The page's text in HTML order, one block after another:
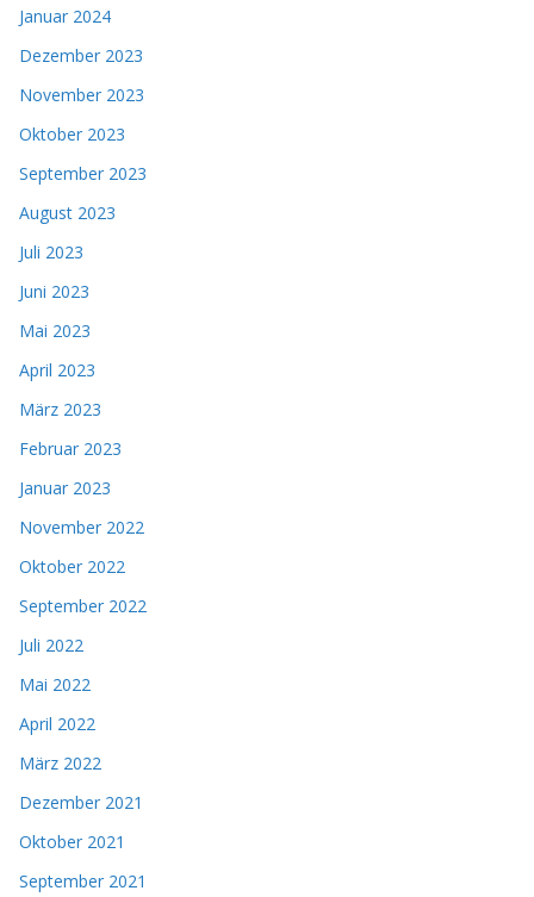
Januar 2024
Dezember 2023
November 2023
Oktober 2023
September 2023
August 2023
Juli 2023
Juni 2023
Mai 2023
April 2023
März 2023
Februar 2023
Januar 2023
November 2022
Oktober 2022
September 2022
Juli 2022
Mai 2022
April 2022
März 2022
Dezember 2021
Oktober 2021
September 2021